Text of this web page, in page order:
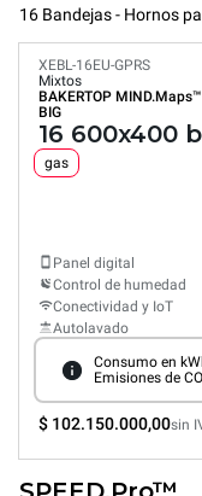
16 Bandejas - Hornos
XEBL-16EU-GPRS
Mixtos
BAKERTOP MIND.Maps™
BIG
16 600x400
gas
Panel digital
Control de humedad
Conectividad y IoT
Autolavado
Consumo en
Emisiones de
$ 102.150.000,00sin